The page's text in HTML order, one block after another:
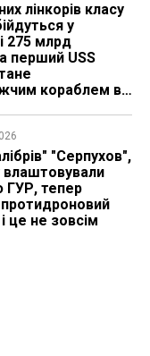
лінкорів класу
у
275 млрд
перший USS
кораблем в
"Серпухов",
влаштовували
ГУР, тепер
це не зовсім